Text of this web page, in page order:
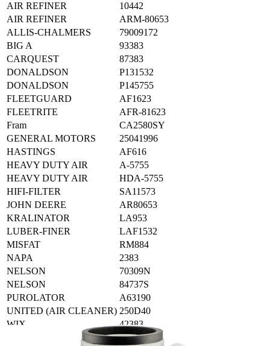
AIR REFINER
10442
AIR REFINER
ARM-80653
ALLIS-CHALMERS
79009172
BIG A
93383
CARQUEST
87383
DONALDSON
P131532
DONALDSON
P145755
FLEETGUARD
AF1623
FLEETRITE
AFR-81623
Fram
CA2580SY
GENERAL MOTORS
25041996
HASTINGS
AF616
HEAVY DUTY AIR
A-5755
HEAVY DUTY AIR
HDA-5755
HIFI-FILTER
SA11573
JOHN DEERE
AR80653
KRALINATOR
LA953
LUBER-FINER
LAF1532
MISFAT
RM884
NAPA
2383
NELSON
70309N
NELSON
84737S
PUROLATOR
A63190
UNITED (AIR CLEANER) 250D40
WIX
42383